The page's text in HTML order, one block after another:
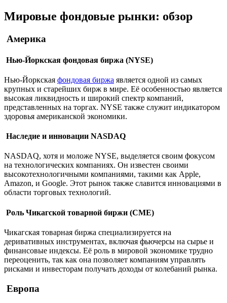
Мировые фондовые рынки: обзор
Америка
Нью-Йоркская фондовая биржа (NYSE)
Нью-Йоркская фондовая биржа является одной из самых
крупных и старейших бирж в мире. Её особенностью является
высокая ликвидность и широкий спектр компаний,
представленных на торгах. NYSE также служит индикатором
здоровья американской экономики.
Наследие и инновации NASDAQ
NASDAQ, хотя и моложе NYSE, выделяется своим фокусом
на технологических компаниях. Он известен своими
высокотехнологичными компаниями, такими как Apple,
Amazon, и Google. Этот рынок также славится инновациями в
области торговых технологий.
Роль Чикагской товарной биржи (CME)
Чикагская товарная биржа специализируется на
деривативных инструментах, включая фьючерсы на сырье и
финансовые индексы. Её роль в мировой экономике трудно
переоценить, так как она позволяет компаниям управлять
рисками и инвесторам получать доходы от колебаний рынка.
Европа